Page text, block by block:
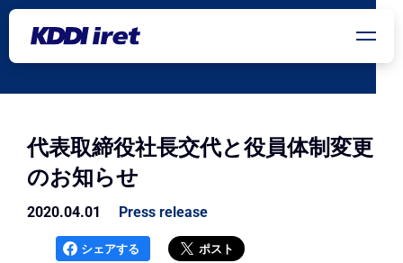
メインコンテンツにスキップ
代表取締役社長交代と役員体制変更
のお知らせ
2020.04.01 Press release
シェアする ポスト